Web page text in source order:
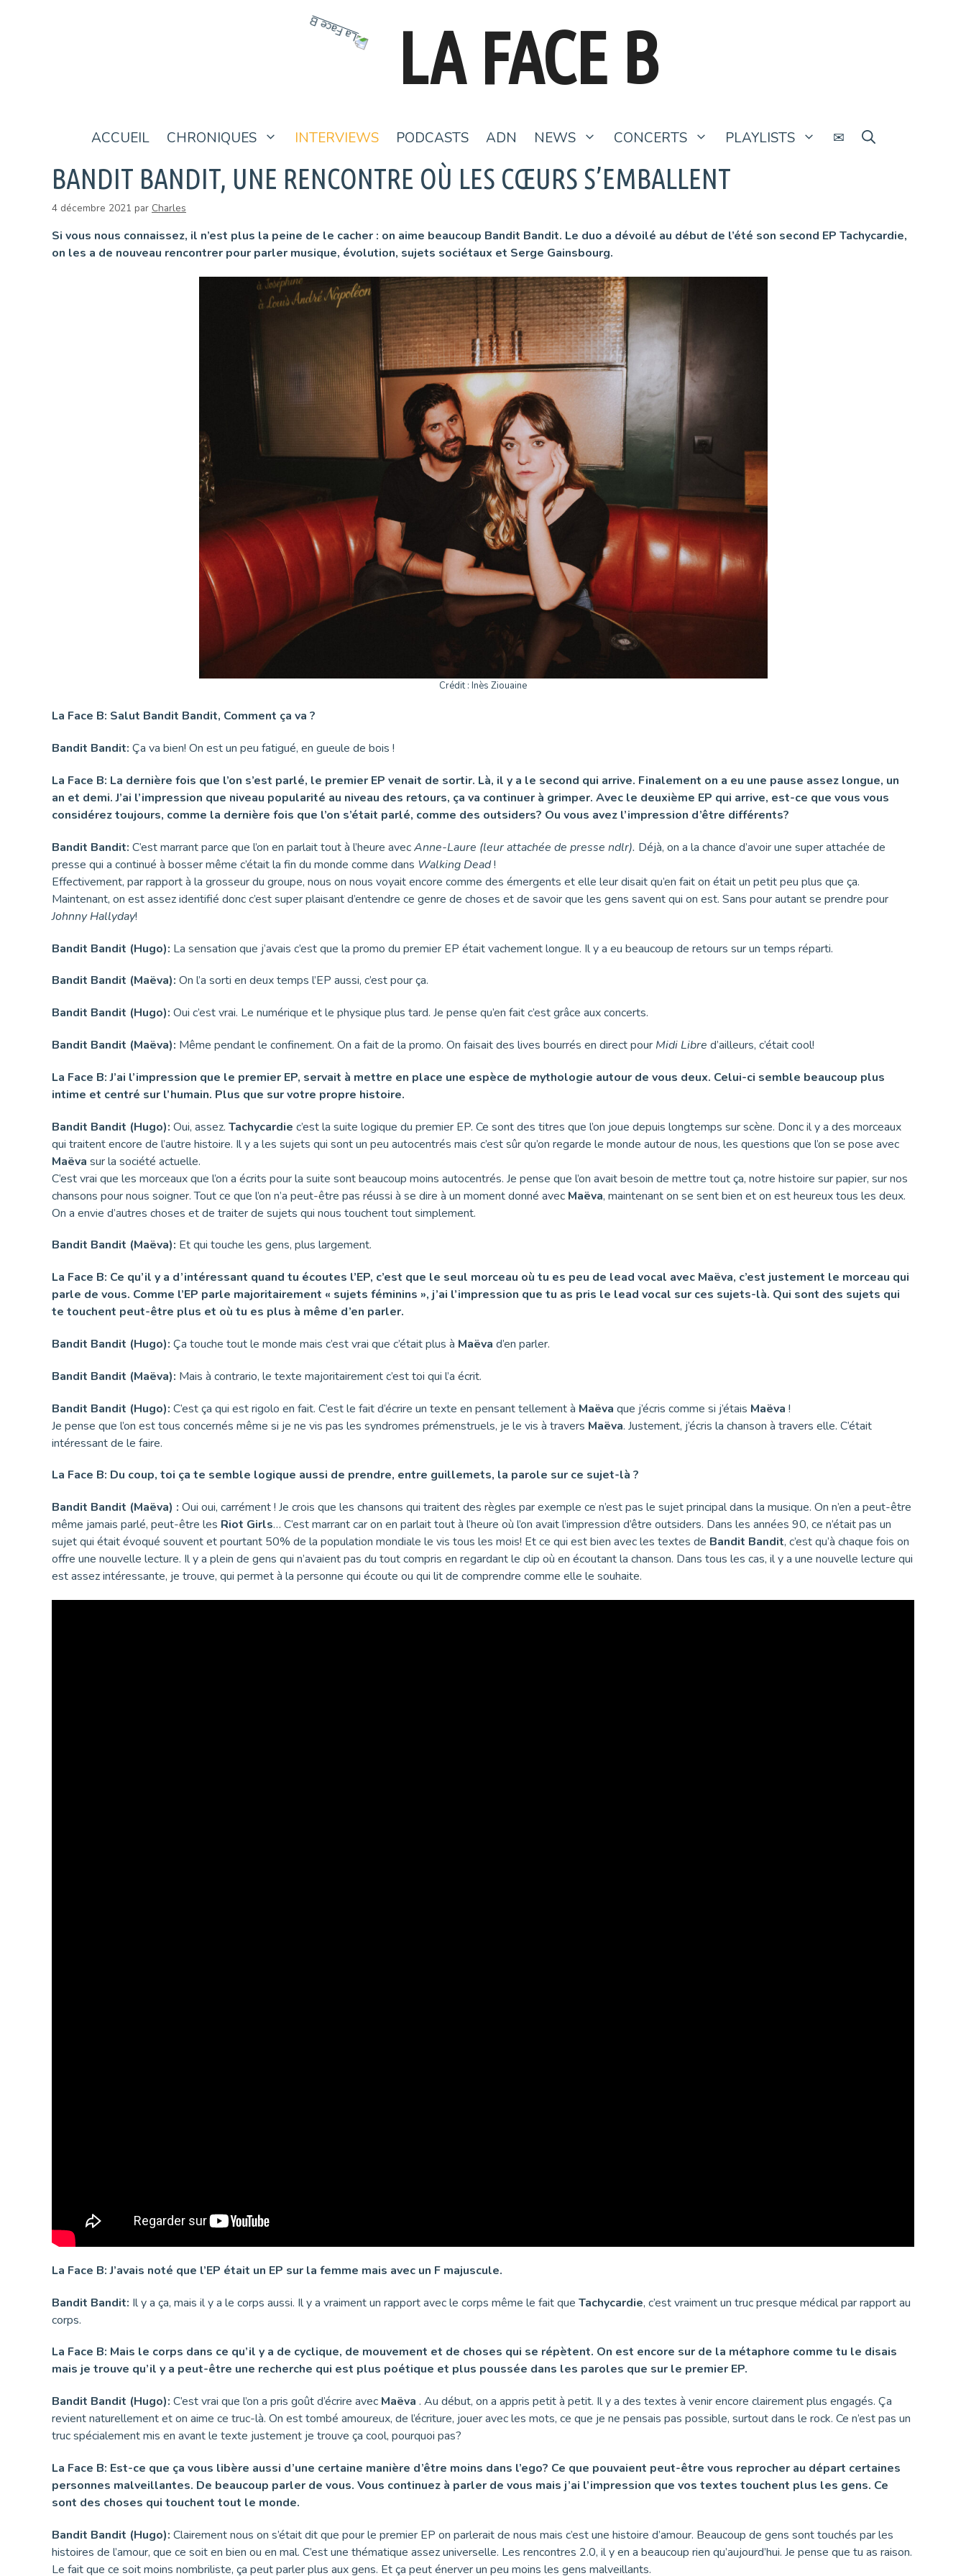
LA FACE B
ACCUEIL CHRONIQUES INTERVIEWS PODCASTS ADN NEWS CONCERTS PLAYLISTS ✉
BANDIT BANDIT, UNE RENCONTRE OÙ LES CŒURS S’EMBALLENT
4 décembre 2021 par Charles
Si vous nous connaissez, il n’est plus la peine de le cacher : on aime beaucoup Bandit Bandit. Le duo a dévoilé au début de l’été son second EP Tachycardie,
on les a de nouveau rencontrer pour parler musique, évolution, sujets sociétaux et Serge Gainsbourg.
Crédit : Inès Ziouaine
La Face B: Salut Bandit Bandit, Comment ça va ?
Bandit Bandit: Ça va bien! On est un peu fatigué, en gueule de bois !
La Face B: La dernière fois que l’on s’est parlé, le premier EP venait de sortir. Là, il y a le second qui arrive. Finalement on a eu une pause assez longue, un
an et demi. J’ai l’impression que niveau popularité au niveau des retours, ça va continuer à grimper. Avec le deuxième EP qui arrive, est-ce que vous vous
considérez toujours, comme la dernière fois que l’on s’était parlé, comme des outsiders? Ou vous avez l’impression d’être différents?
Bandit Bandit: C’est marrant parce que l’on en parlait tout à l’heure avecAnne-Laure (leur attachée de presse ndlr). Déjà, on a la chance d’avoir une super attachée de
presse qui a continué à bosser même c’était la fin du monde comme dans Walking Dead!
Effectivement, par rapport à la grosseur du groupe, nous on nous voyait encore comme des émergents et elle leur disait qu’en fait on était un petit peu plus que ça.
Maintenant, on est assez identifié donc c’est super plaisant d’entendre ce genre de choses et de savoir que les gens savent qui on est. Sans pour autant se prendre pour
Johnny Hallyday!
Bandit Bandit (Hugo): La sensation que j’avais c’est que la promo du premier EP était vachement longue. Il y a eu beaucoup de retours sur un temps réparti.
Bandit Bandit (Maëva): On l’a sorti en deux temps l’EP aussi, c’est pour ça.
Bandit Bandit (Hugo): Oui c’est vrai. Le numérique et le physique plus tard. Je pense qu’en fait c’est grâce aux concerts.
Bandit Bandit (Maëva): Même pendant le confinement. On a fait de la promo. On faisait des lives bourrés en direct pour Midi Libre d’ailleurs, c’était cool!
La Face B: J’ai l’impression que le premier EP, servait à mettre en place une espèce de mythologie autour de vous deux. Celui-ci semble beaucoup plus
intime et centré sur l’humain. Plus que sur votre propre histoire.
Bandit Bandit (Hugo): Oui, assez. Tachycardie c’est la suite logique du premier EP. Ce sont des titres que l’on joue depuis longtemps sur scène. Donc il y a des morceaux
qui traitent encore de l’autre histoire. Il y a les sujets qui sont un peu autocentrés mais c’est sûr qu’on regarde le monde autour de nous, les questions que l’on se pose avec
Maëva sur la société actuelle.
C’est vrai que les morceaux que l’on a écrits pour la suite sont beaucoup moins autocentrés. Je pense que l’on avait besoin de mettre tout ça, notre histoire sur papier, sur nos
chansons pour nous soigner. Tout ce que l’on n’a peut-être pas réussi à se dire à un moment donné avec Maëva, maintenant on se sent bien et on est heureux tous les deux.
On a envie d’autres choses et de traiter de sujets qui nous touchent tout simplement.
Bandit Bandit (Maëva): Et qui touche les gens, plus largement.
La Face B: Ce qu’il y a d’intéressant quand tu écoutes l’EP, c’est que le seul morceau où tu es peu de lead vocal avec Maëva, c’est justement le morceau qui
parle de vous. Comme l’EP parle majoritairement « sujets féminins », j’ai l’impression que tu as pris le lead vocal sur ces sujets-là. Qui sont des sujets qui
te touchent peut-être plus et où tu es plus à même d’en parler.
Bandit Bandit (Hugo): Ça touche tout le monde mais c’est vrai que c’était plus à Maëva d’en parler.
Bandit Bandit (Maëva): Mais à contrario, le texte majoritairement c’est toi qui l’a écrit.
Bandit Bandit (Hugo): C’est ça qui est rigolo en fait. C’est le fait d’écrire un texte en pensant tellement à Maëva que j’écris comme si j’étais Maëva !
Je pense que l’on est tous concernés même si je ne vis pas les syndromes prémenstruels, je le vis à travers Maëva. Justement, j’écris la chanson à travers elle. C’était
intéressant de le faire.
La Face B: Du coup, toi ça te semble logique aussi de prendre, entre guillemets, la parole sur ce sujet-là ?
Bandit Bandit (Maëva) : Oui oui, carrément ! Je crois que les chansons qui traitent des règles par exemple ce n’est pas le sujet principal dans la musique. On n’en a peut-être
même jamais parlé, peut-être les Riot Girls… C’est marrant car on en parlait tout à l’heure où l’on avait l’impression d’être outsiders. Dans les années 90, ce n’était pas un
sujet qui était évoqué souvent et pourtant 50% de la population mondiale le vis tous les mois! Et ce qui est bien avec les textes de Bandit Bandit, c’est qu’à chaque fois on
offre une nouvelle lecture. Il y a plein de gens qui n’avaient pas du tout compris en regardant le clip où en écoutant la chanson. Dans tous les cas, il y a une nouvelle lecture qui
est assez intéressante, je trouve, qui permet à la personne qui écoute ou qui lit de comprendre comme elle le souhaite.
La Face B: J’avais noté que l’EP était un EP sur la femme mais avec un F majuscule.
Bandit Bandit: Il y a ça, mais il y a le corps aussi. Il y a vraiment un rapport avec le corps même le fait que Tachycardie, c’est vraiment un truc presque médical par rapport au
corps.
La Face B: Mais le corps dans ce qu’il y a de cyclique, de mouvement et de choses qui se répètent. On est encore sur de la métaphore comme tu le disais
mais je trouve qu’il y a peut-être une recherche qui est plus poétique et plus poussée dans les paroles que sur le premier EP.
Bandit Bandit (Hugo): C’est vrai que l’on a pris goût d’écrire avec Maëva . Au début, on a appris petit à petit. Il y a des textes à venir encore clairement plus engagés. Ça
revient naturellement et on aime ce truc-là. On est tombé amoureux, de l’écriture, jouer avec les mots, ce que je ne pensais pas possible, surtout dans le rock. Ce n’est pas un
truc spécialement mis en avant le texte justement je trouve ça cool, pourquoi pas?
La Face B: Est-ce que ça vous libère aussi d’une certaine manière d’être moins dans l’ego? Ce que pouvaient peut-être vous reprocher au départ certaines
personnes malveillantes. De beaucoup parler de vous. Vous continuez à parler de vous mais j’ai l’impression que vos textes touchent plus les gens. Ce
sont des choses qui touchent tout le monde.
Bandit Bandit (Hugo): Clairement nous on s’était dit que pour le premier EP on parlerait de nous mais c’est une histoire d’amour. Beaucoup de gens sont touchés par les
histoires de l’amour, que ce soit en bien ou en mal. C’est une thématique assez universelle. Les rencontres 2.0, il y en a beaucoup rien qu’aujourd’hui. Je pense que tu as raison.
Le fait que ce soit moins nombriliste, ça peut parler plus aux gens. Et ça peut énerver un peu moins les gens malveillants.